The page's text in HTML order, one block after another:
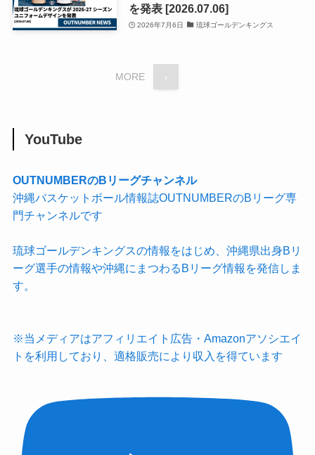
を発表 [2026.07.06]
2026年7月6日 琉球ゴールデンキングス
MORE ›
YouTube
OUTNUMBERのBリーグチャンネル
沖縄バスケットボール情報誌OUTNUMBERのBリーグ専
門チャンネルです
琉球ゴールデンキングスの情報をはじめ、沖縄県出身Bリ
ーグ選手の情報や沖縄にまつわるBリーグ情報を発信しま
す。
※当メディアはアフィリエイト広告・Amazonアソシエイ
トを利用しており、適格販売により収入を得ています